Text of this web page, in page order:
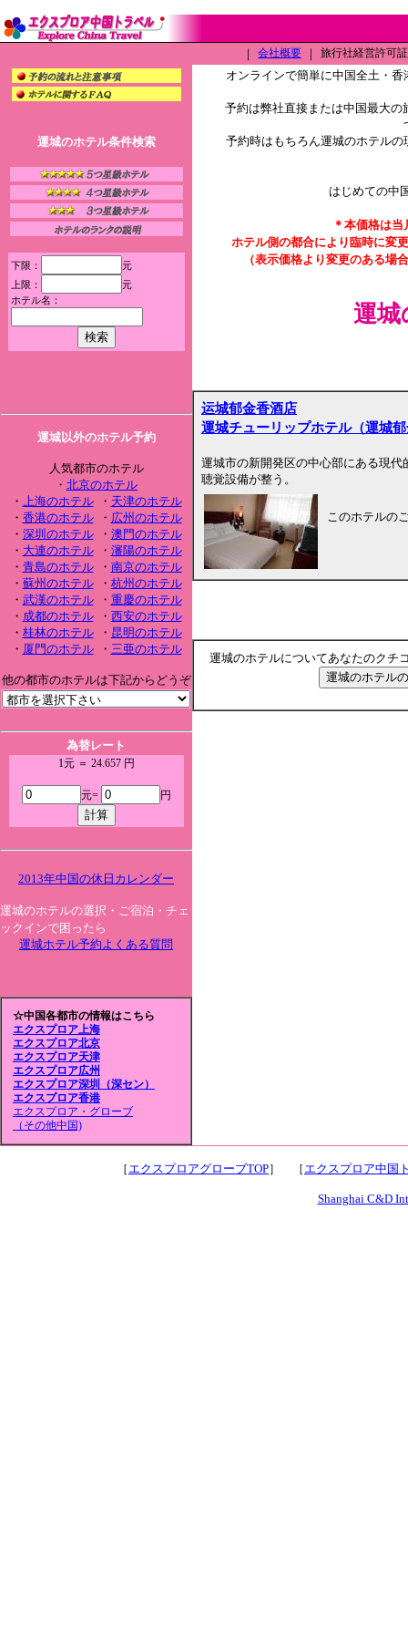
｜ 会社概要 ｜ 旅行社経営許可
運城のホテル条件検索
下限：
元
上限：
元
ホテル名：
運城以外のホテル予約
人気都市のホテル
・ 北京のホテル
・ 上海のホテル・ 天津のホテル
・ 香港のホテル・ 広州のホテル
・ 深圳のホテル・ 澳門のホテル
・ 大連のホテル・ 瀋陽のホテル
・ 青島のホテル・ 南京のホテル
・ 蘇州のホテル・ 杭州のホテル
・ 武漢のホテル・ 重慶のホテル
・ 成都のホテル・ 西安のホテル
・ 桂林のホテル・ 昆明のホテル
・ 厦門のホテル・ 三亜のホテル
他の都市のホテルは下記からどうぞ
為替レート
1元 ＝ 24.657 円
元= 円
2013年中国の休日カレンダー
運城のホテルの選択・ご宿泊・チェ
ックインで困ったら
運城ホテル予約よくある質問
☆中国各都市の情報はこちら
エクスプロア上海
エクスプロア北京
エクスプロア天津
エクスプロア広州
エクスプロア深圳（深セン）
エクスプロア香港
エクスプロア・グローブ
（その他中国)
オンラインで簡単に中国全土・
予約は弊社直接または中国最大
予約時はもちろん運城のホテル
はじめての中
＊本価格は
ホテル側の都合により臨時に変
（表示価格より変更のある場
運城
运城郁金香酒店
運城チューリップホテル（運城
運城市の新開発区の中心部にある現
聴覚設備が整う。
このホテルの
運城のホテルについてあなたのクチ
［ エクスプロアグローブTOP］ ［ エクスプロア中国
Shanghai C&D